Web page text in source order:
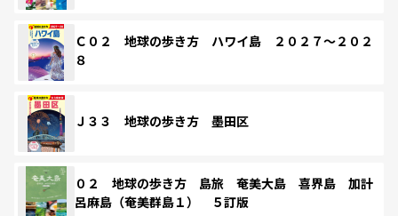
Ｃ０２ 地球の歩き方 ハワイ島 ２０２７～２０２
８
Ｊ３３ 地球の歩き方 墨田区
０２ 地球の歩き方 島旅 奄美大島 喜界島 加計
呂麻島（奄美群島１） ５訂版